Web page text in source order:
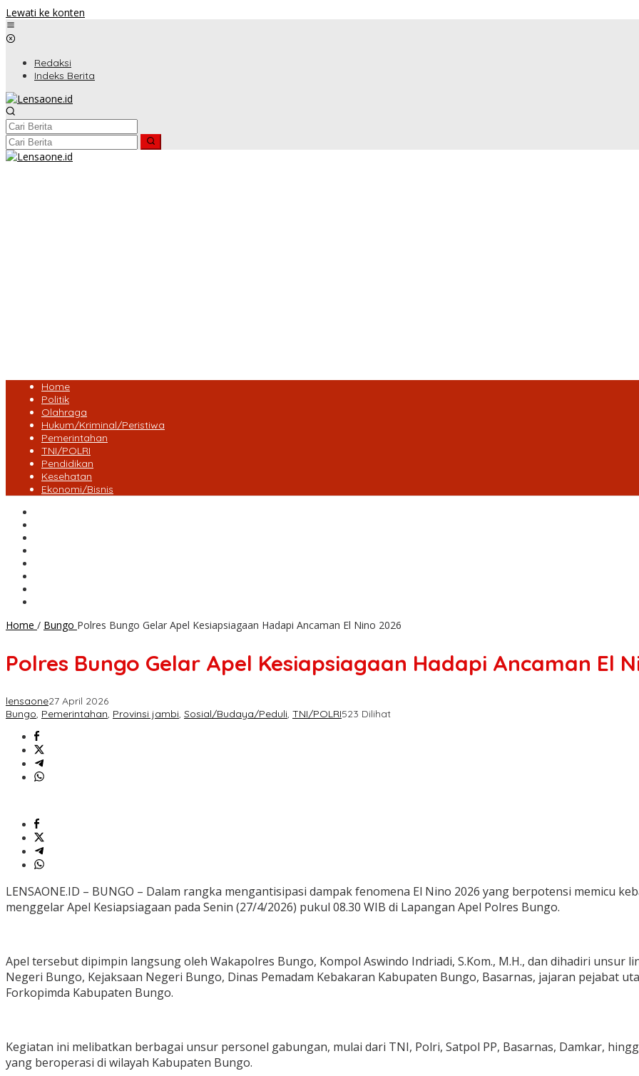
Lewati ke konten
Redaksi
Indeks Berita
Home
Politik
Olahraga
Hukum/Kriminal/Peristiwa
Pemerintahan
TNI/POLRI
Pendidikan
Kesehatan
Ekonomi/Bisnis
Home / Bungo Polres Bungo Gelar Apel Kesiapsiagaan Hadapi Ancaman El Nino 2026
Polres Bungo Gelar Apel Kesiapsiagaan Hadapi Ancaman El
lensaone27 April 2026
Bungo, Pemerintahan, Provinsi jambi, Sosial/Budaya/Peduli, TNI/POLRI523 Dilihat
LENSAONE.ID – BUNGO – Dalam rangka mengantisipasi dampak fenomena El Nino 2026 yang berpotensi memicu
menggelar Apel Kesiapsiagaan pada Senin (27/4/2026) pukul 08.30 WIB di Lapangan Apel Polres Bungo.
Apel tersebut dipimpin langsung oleh Wakapolres Bungo, Kompol Aswindo Indriadi, S.Kom., M.H., dan dihadiri unsur
Negeri Bungo, Kejaksaan Negeri Bungo, Dinas Pemadam Kebakaran Kabupaten Bungo, Basarnas, jajaran pejabat
Forkopimda Kabupaten Bungo.
Kegiatan ini melibatkan berbagai unsur personel gabungan, mulai dari TNI, Polri, Satpol PP, Basarnas, Damkar,
yang beroperasi di wilayah Kabupaten Bungo.